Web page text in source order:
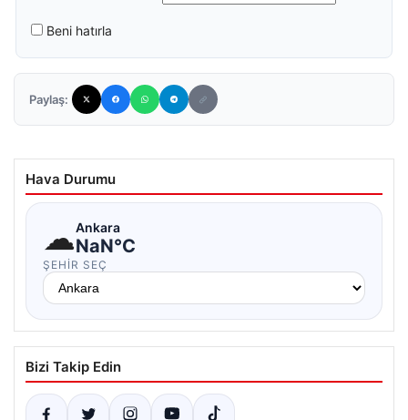
Beni hatırla
Paylaş:
Hava Durumu
☁Ankara
NaN°C
ŞEHIR SEÇ
Bizi Takip Edin